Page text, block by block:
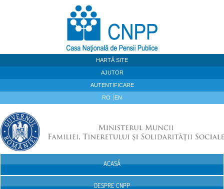
HARTĂ SITE
AJUTOR
AUTENTIFICARE
RO EN
ACASĂ
DESPRE CNPP